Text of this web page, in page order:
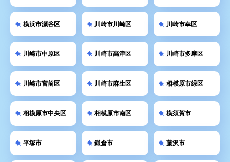
横浜市瀬谷区 川崎市川崎区 川崎市幸区
川崎市中原区 川崎市高津区 川崎市多摩区
川崎市宮前区 川崎市麻生区 相模原市緑区
相模原市中央区 相模原市南区 横須賀市
平塚市 鎌倉市 藤沢市